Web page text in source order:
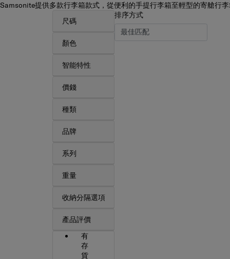
Samsonite提供多款行李箱款式，從便利的手提行李箱至輕型的寄艙行
尺碼
顏色
智能特性
價錢
種類
品牌
系列
重量
收納分隔選項
產品評價
有
存
貨
排序方式